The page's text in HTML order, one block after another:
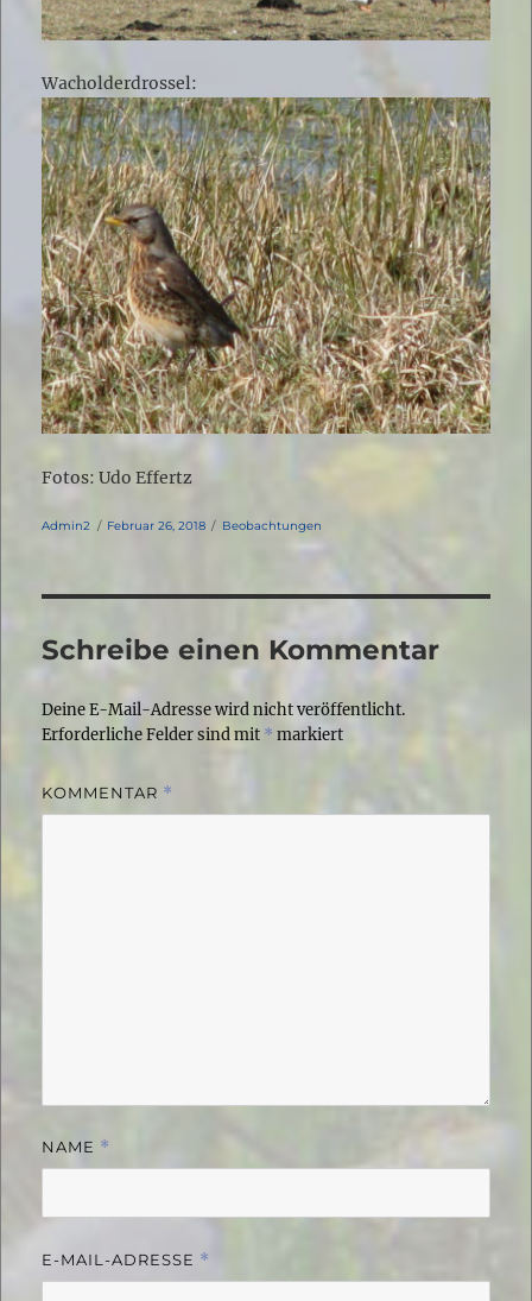
Wacholderdrossel:
Fotos: Udo Effertz
Autor
Admin2
Veröffentlicht
Februar 26, 2018 Kategorien
Beobachtungen
Schreibe einen Kommentar
Deine E-Mail-Adresse wird nicht veröffentlicht.
Erforderliche Felder sind mit * markiert
KOMMENTAR *
NAME *
E-MAIL-ADRESSE *